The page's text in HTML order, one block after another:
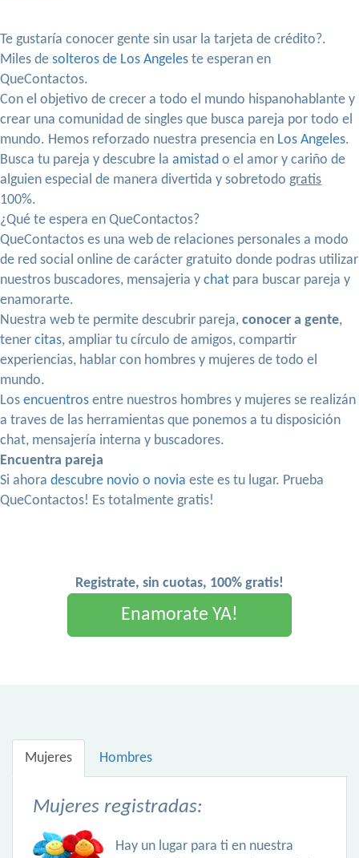
Te gustaría conocer gente sin usar la tarjeta de crédito?.
Miles de solteros de Los Angeles te esperan en
QueContactos.
Con el objetivo de crecer a todo el mundo hispanohablante y
crear una comunidad de singles que busca pareja por todo el
mundo. Hemos reforzado nuestra presencia en Los Angeles.
Busca tu pareja y descubre la amistad o el amor y cariño de
alguien especial de manera divertida y sobretodo gratis
100%.
¿Qué te espera en QueContactos?
QueContactos es una web de relaciones personales a modo
de red social online de carácter gratuito donde podras utilizar
nuestros buscadores, mensajeria y chat para buscar pareja y
enamorarte.
Nuestra web te permite descubrir pareja, conocer a gente,
tener citas, ampliar tu círculo de amigos, compartir
experiencias, hablar con hombres y mujeres de todo el
mundo.
Los encuentros entre nuestros hombres y mujeres se realizán
a traves de las herramientas que ponemos a tu disposición
chat, mensajería interna y buscadores.
Encuentra pareja
Si ahora descubre novio o novia este es tu lugar. Prueba
QueContactos! Es totalmente gratis!
Registrate, sin cuotas, 100% gratis!
Enamorate YA!
Mujeres Hombres
Mujeres registradas:
Hay un lugar para ti en nuestra